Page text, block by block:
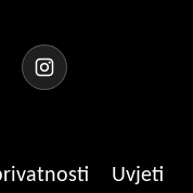
Uvjeti